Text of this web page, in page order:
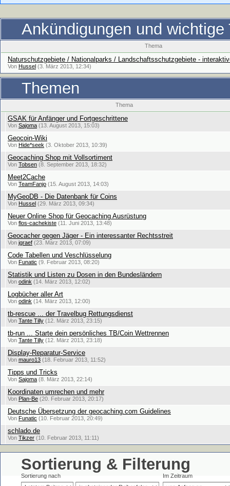
Ankündigungen und wichtige
Thema
Naturschutzgebiete / Nationalparks / Landschaftsschutzgebiete -
Von Hussel (3. März 2013, 12:34)
Themen
Thema
GSAK für Anfänger und Fortgeschrittene
Von Sajoma (13. August 2013, 15:03)
Geocoin-Wiki
Von Hide*seek (3. Oktober 2013, 10:39)
Geocaching Shop mit Vollsortiment
Von Tobsen (8. September 2013, 18:32)
Meet2Cache
Von TeamFanjo (15. August 2013, 14:03)
MyGeoDB - Die Datenbank für Coins
Von Hussel (29. März 2013, 09:34)
Neuer Online Shop für Geocaching Ausrüstung
Von flos-cachekiste (11. Juni 2013, 13:48)
Geocacher gegen Jäger - Ein interessanter Rechtsstreit
Von jgraef (23. März 2013, 07:09)
Code Tabellen und Veschlüsselung
Von Funatic (9. Februar 2013, 08:20)
Statistik und Listen zu Dosen in den Bundesländern
Von odink (14. März 2013, 12:02)
Logbücher aller Art
Von odink (14. März 2013, 12:00)
tb-rescue ... der Travelbug Rettungsdienst
Von Tante Tilly (12. März 2013, 23:15)
tb-run ... Starte dein persönliches TB/Coin Wettrennen
Von Tante Tilly (12. März 2013, 23:18)
Display-Reparatur-Service
Von mauro13 (18. Februar 2013, 11:52)
Tipps und Tricks
Von Sajoma (8. März 2013, 22:14)
Koordinaten umrechen und mehr
Von Plan-Be (20. Februar 2013, 20:17)
Deutsche Übersetzung der geocaching.com Guidelines
Von Funatic (10. Februar 2013, 20:49)
schlado.de
Von Tikzer (10. Februar 2013, 11:11)
Sortierung & Filterung
Sortierung nach Im Zeitraum